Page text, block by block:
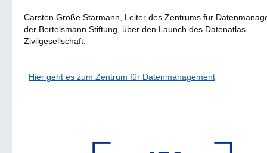
Carsten Große Starmann, Leiter des Zentrums für
der Bertelsmann Stiftung, über den Launch des Datenatlas
Zivilgesellschaft.
Hier geht es zum Zentrum für Datenmanagement